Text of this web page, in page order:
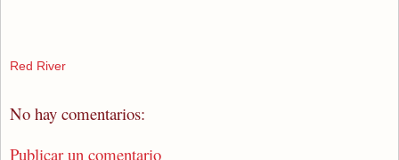
Red River
No hay comentarios:
Publicar un comentario